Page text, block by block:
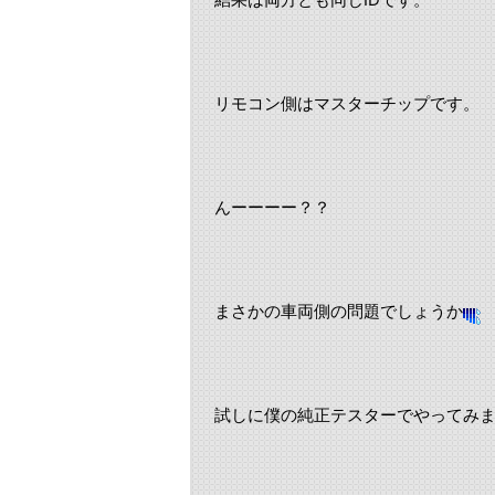
リモコン側はマスターチップです。
んーーーー？？
まさかの車両側の問題でしょうか
試しに僕の純正テスターでやってみ